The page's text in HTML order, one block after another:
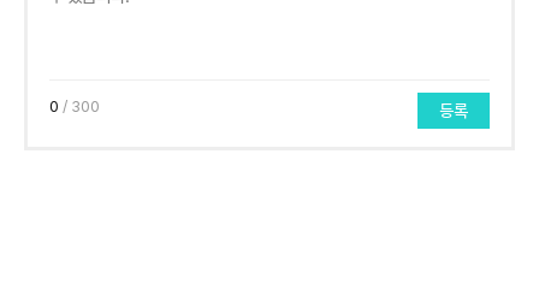
0 / 300 등록